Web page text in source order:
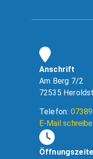
Anschrift
Am Berg 7/2
72535
Telefon:
E-Mail